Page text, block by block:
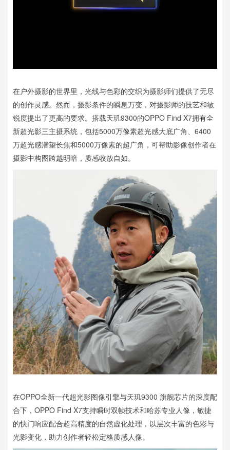
在户外摄影的世界里，光线与色彩的交织为摄影师们提供了无尽
的创作灵感。然而，摄影条件的瞬息万变，对摄影师的技艺和敏
锐度提出了更高的要求。搭载天玑9300的OPPO Find X7拥有全
新超光影三主摄系统，包括5000万像素超光感大底广角、6400
万超光感潜望长焦和5000万像素的超广角，可帮助影像创作者在
摄影中构图跨越明暗，质感收放自如。
在OPPO全新一代超光影图像引擎与天玑9300 旗舰芯片的深度配
合下，OPPO Find X7支持瞬时双帧技术和哈苏专业人像，敏捷
的快门响应配合超高精度的自然虚化处理，以层次丰富的色彩与
光影变化，助力创作者轻松定格质感人像。